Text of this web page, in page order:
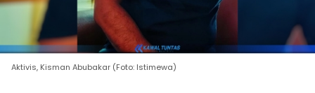
Aktivis, Kisman Abubakar (Foto: Istimewa)